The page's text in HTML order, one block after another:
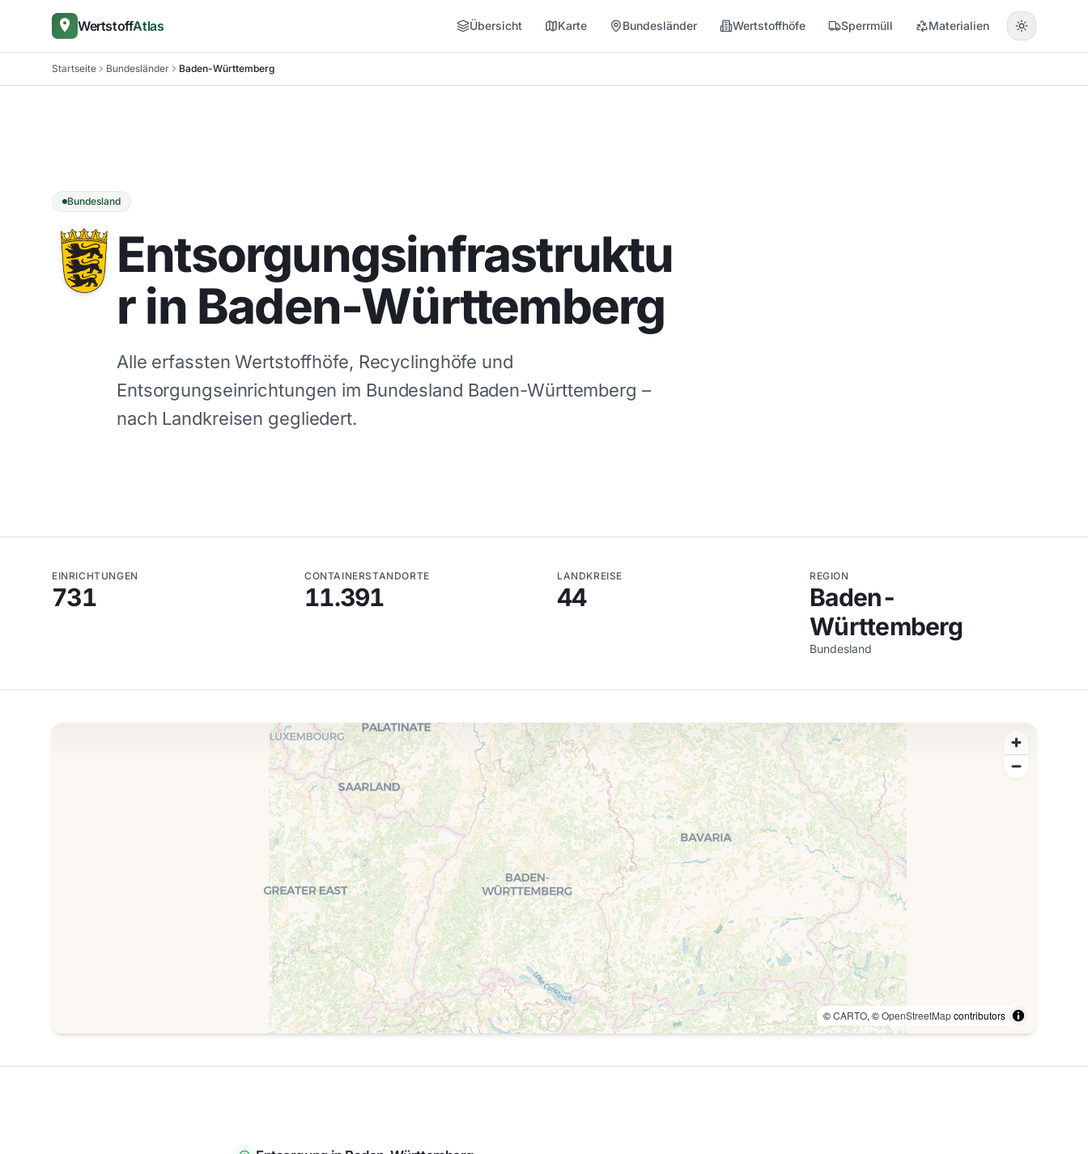
WertstoffAtlas Übersicht Karte Bundesländer Wertstoffhöfe Sperrmüll Materialien
Startseite Bundesländer Baden-Württemberg
Bundesland
Entsorgungsinfrastruktu
r in Baden-Württemberg
Alle erfassten Wertstoffhöfe, Recyclinghöfe und
Entsorgungseinrichtungen im Bundesland Baden-Württemberg –
nach Landkreisen gegliedert.
EINRICHTUNGEN
731
CONTAINERSTANDORTE
11.391
LANDKREISE
44
REGION
Baden-
Württemberg
Bundesland
©CARTO, ©OpenStreetMapcontributors